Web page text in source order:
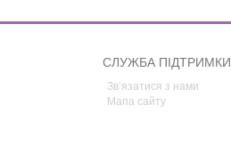
СЛУЖБА ПІДТРИМКИ
Зв’язатися з нами
Мапа сайту